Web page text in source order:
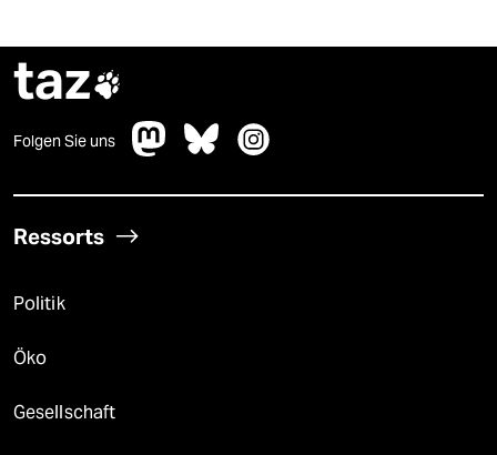
taz
Folgen Sie uns
Ressorts
Politik
Öko
Gesellschaft